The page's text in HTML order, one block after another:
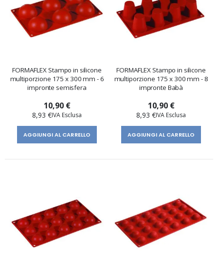
FORMAFLEX Stampo in silicone
multiporzione 175 x 300 mm - 6
impronte semisfera
10,90 €
8,93 €
AGGIUNGI AL CARRELLO
FORMAFLEX Stampo in silicone
multiporzione 175 x 300 mm - 8
impronte Babà
10,90 €
8,93 €
AGGIUNGI AL CARRELLO